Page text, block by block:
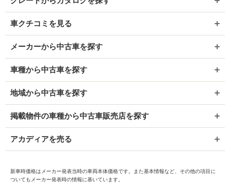
車クチコミを見る
メーカーから中古車を探す
車種から中古車を探す
地域から中古車を探す
掲載物件の車種から中古車販売店を探す
アカディアを売る
新車時価格はメーカー発表当時の車両本体価格です。また基本情報など、その他の項目に
ついてもメーカー発表時の情報に基いています。